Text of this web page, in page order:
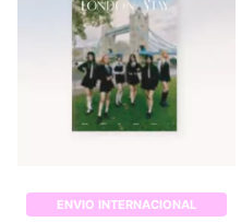
ENVIO INTERNACIONAL